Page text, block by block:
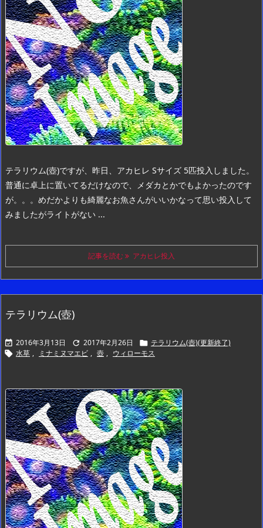
テラリウム(壺)ですが、昨日、アカヒレ Sサイズ 5匹投入しました。
普通に卓上に置いてるだけなので、メダカとかでもよかったのです
が。。。 めだかよりも綺麗なお魚さんがいいかなって思い投入して
みましたがライトがない ...
記事を読む アカヒレ投入
テラリウム(壺)
 2016年3月13日  2017年2月26日  テラリウム(壺)(更新終了)
 水草 , ミナミヌマエビ , 壺 , ウィローモス